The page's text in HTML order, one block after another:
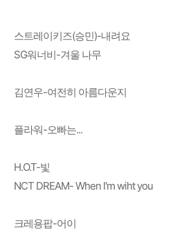
스트레이키즈(승민)-내려요
SG워너비-겨울 나무
김연우-여전히 아름다운지
플라워-오빠는...
H.O.T-빛
NCT DREAM- When I'm wiht you
크레용팝-어이